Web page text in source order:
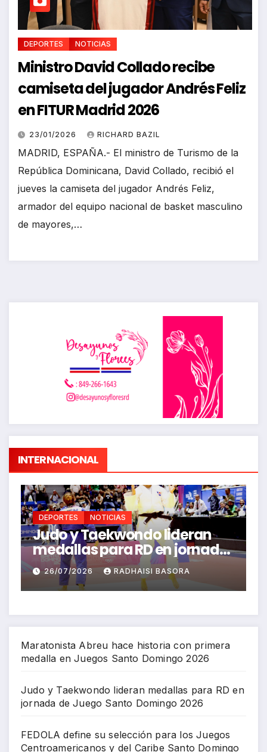
DEPORTES NOTICIAS
Ministro David Collado recibe
camiseta del jugador Andrés Feliz
en FITUR Madrid 2026
23/01/2026 RICHARD BAZIL
MADRID, ESPAÑA.- El ministro de Turismo de la
República Dominicana, David Collado, recibió el
jueves la camiseta del jugador Andrés Feliz,
armador del equipo nacional de basket masculino
de mayores,…
INTERNACIONAL
lideran
para RD en jornada
Santo Domingo
RADHAISI BASORA
DEPORTES NOTICIAS
FEDOLA
para los
Caribe Santo
26/07/2026
Maratonista Abreu hace historia con primera
medalla en Juegos Santo Domingo 2026
Judo y Taekwondo lideran medallas para RD en
jornada de Juego Santo Domingo 2026
FEDOLA define su selección para los Juegos
Centroamericanos y del Caribe Santo Domingo